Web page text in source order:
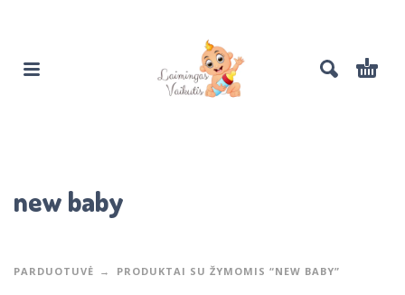
new baby
PARDUOTUVĖ PRODUKTAI SU ŽYMOMIS “NEW BABY”